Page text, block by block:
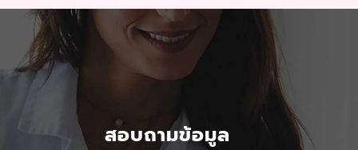
สอบถามข้อมูล